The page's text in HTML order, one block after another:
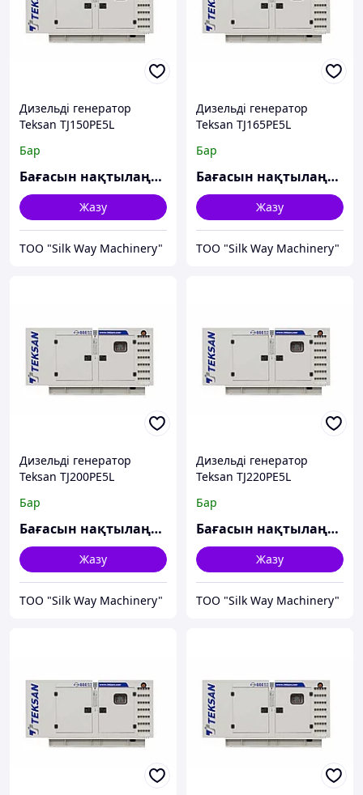
Дизельді генератор
Teksan TJ150PE5L
Бар
Бағасын нақтылаңыз
Жазу
TOO "Silk Way Machinery"
Дизельді генератор
Teksan TJ165PE5L
Бар
Бағасын нақтылаңыз
Жазу
TOO "Silk Way Machinery"
Дизельді генератор
Teksan TJ200PE5L
Бар
Бағасын нақтылаңыз
Жазу
TOO "Silk Way Machinery"
Дизельді генератор
Teksan TJ220PE5L
Бар
Бағасын нақтылаңыз
Жазу
TOO "Silk Way Machinery"